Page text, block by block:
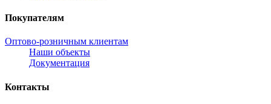
Покупателям
Оптово-розничным клиентам
Наши объекты
Документация
Контакты